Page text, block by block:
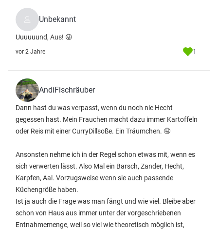
Unbekannt
Uuuuuund, Aus! 😜
vor 2 Jahre 1
AndiFischräuber
Dann hast du was verpasst, wenn du noch nie Hecht
gegessen hast. Mein Frauchen macht dazu immer Kartoffeln
oder Reis mit einer CurryDillsoße. Ein Träumchen. 🤤
Ansonsten nehme ich in der Regel schon etwas mit, wenn es
sich verwerten lässt. Also Mal ein Barsch, Zander, Hecht,
Karpfen, Aal. Vorzugsweise wenn sie auch passende
Küchengröße haben.
Ist ja auch die Frage was man fängt und wie viel. Bleibe aber
schon von Haus aus immer unter der vorgeschriebenen
Entnahmemenge, weil so viel wie theoretisch möglich ist,